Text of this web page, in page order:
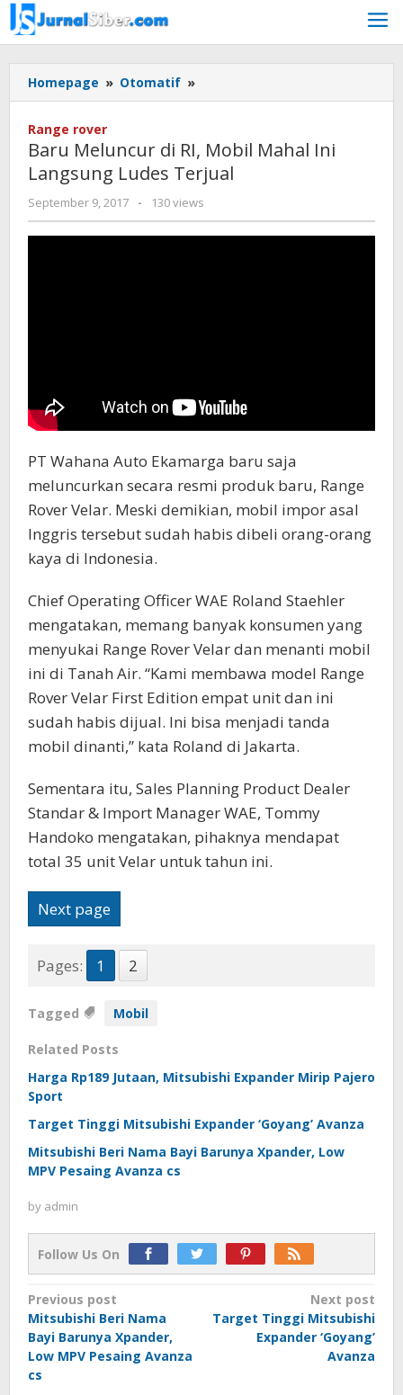
Skip
to
content
Homepage » Otomatif »
Meluncur
Mobil
Mahal
Ludes
Range rover
Baru Meluncur di RI, Mobil Mahal Ini
Langsung Ludes Terjual
September 9, 2017
by
admin
- 130 views
PT Wahana Auto Ekamarga baru saja
meluncurkan secara resmi produk baru, Range
Rover Velar. Meski demikian, mobil impor asal
Inggris tersebut sudah habis dibeli orang-orang
kaya di Indonesia.
Chief Operating Officer WAE Roland Staehler
mengatakan, memang banyak konsumen yang
menyukai Range Rover Velar dan menanti mobil
ini di Tanah Air. “Kami membawa model Range
Rover Velar First Edition empat unit dan ini
sudah habis dijual. Ini bisa menjadi tanda
mobil dinanti,” kata Roland di Jakarta.
Sementara itu, Sales Planning Product Dealer
Standar & Import Manager WAE, Tommy
Handoko mengatakan, pihaknya mendapat
total 35 unit Velar untuk tahun ini.
Next page
Pages: 1 2
Tagged Mobil
Related Posts
Harga Rp189 Jutaan, Mitsubishi Expander Mirip Pajero
Sport
Target Tinggi Mitsubishi Expander ‘Goyang’ Avanza
Mitsubishi Beri Nama Bayi Barunya Xpander, Low
MPV Pesaing Avanza cs
by admin
Follow Us On
Post
navigation
Previous post
Mitsubishi Beri Nama
Bayi Barunya Xpander,
Low MPV Pesaing Avanza
cs
Next post
Target Tinggi Mitsubishi
Expander ‘Goyang’
Avanza